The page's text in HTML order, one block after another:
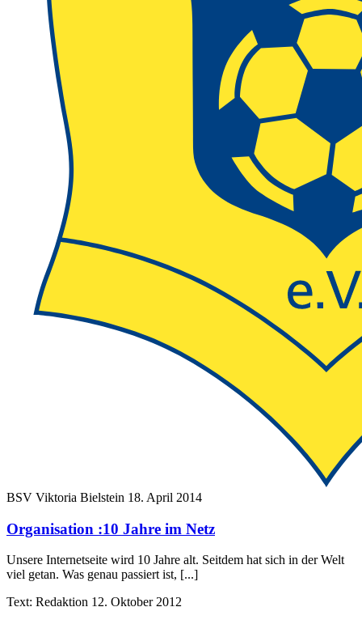
BSV Viktoria Bielstein 18. April 2014
Organisation :10 Jahre im Netz
Unsere Internetseite wird 10 Jahre alt. Seitdem hat sich in der Welt
viel getan. Was genau passiert ist, [...]
Text: Redaktion 12. Oktober 2012